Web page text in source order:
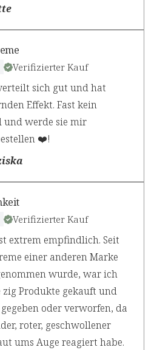
Verifizierter Kauf
sich gut und hat
Effekt. Fast kein
und werde sie mir
❤️!
Verifizierter Kauf
extrem empfindlich. Seit
einer anderen Marke
wurde, war ich
Produkte gekauft und
oder verworfen, da
roter, geschwollener
ums Auge reagiert habe.